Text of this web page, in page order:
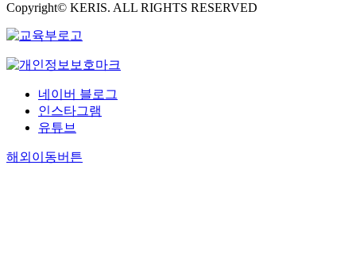
Copyright© KERIS. ALL RIGHTS RESERVED
네이버 블로그
인스타그램
유튜브
해외이동버튼